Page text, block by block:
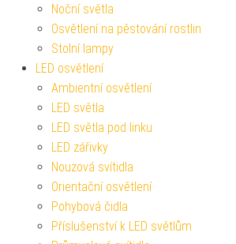
Noční světla
Osvětlení na pěstování rostlin
Stolní lampy
LED osvětlení
Ambientní osvětlení
LED světla
LED světla pod linku
LED zářivky
Nouzová svítidla
Orientační osvětlení
Pohybová čidla
Příslušenství k LED světlům